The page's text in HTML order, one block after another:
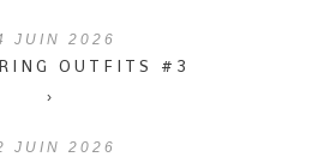
JUIN 2026
OUTFITS #3
›
JUIN 2026